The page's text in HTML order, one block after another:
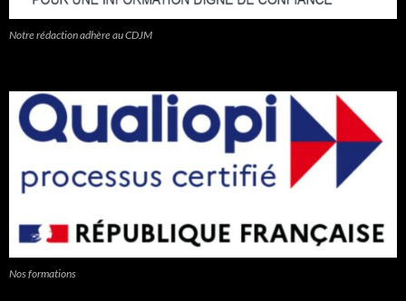
Notre rédaction adhère au CDJM
Nos formations